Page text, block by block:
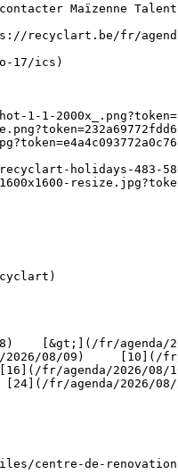
contacter Maïzenne
holidays-483-
08/09)     [10](/fr/
fr/agenda/2026/
fr/agenda/
de-renovation-